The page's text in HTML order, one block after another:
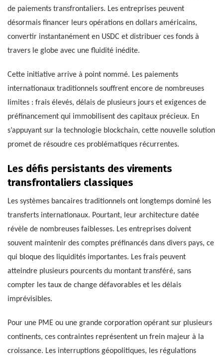
de paiements transfrontaliers. Les entreprises peuvent
désormais financer leurs opérations en dollars américains,
convertir instantanément en USDC et distribuer ces fonds à
travers le globe avec une fluidité inédite.
Cette initiative arrive à point nommé. Les paiements
internationaux traditionnels souffrent encore de nombreuses
limites : frais élevés, délais de plusieurs jours et exigences de
préfinancement qui immobilisent des capitaux précieux. En
s’appuyant sur la technologie blockchain, cette nouvelle solution
promet de résoudre ces problématiques récurrentes.
Les défis persistants des virements
transfrontaliers classiques
Les systèmes bancaires traditionnels ont longtemps dominé les
transferts internationaux. Pourtant, leur architecture datée
révèle de nombreuses faiblesses. Les entreprises doivent
souvent maintenir des comptes préfinancés dans divers pays, ce
qui bloque des liquidités importantes. Les frais peuvent
atteindre plusieurs pourcents du montant transféré, sans
compter les taux de change défavorables et les délais
imprévisibles.
Pour une PME ou une grande corporation opérant sur plusieurs
continents, ces contraintes représentent un frein majeur à la
croissance. Les interruptions géopolitiques, les régulations